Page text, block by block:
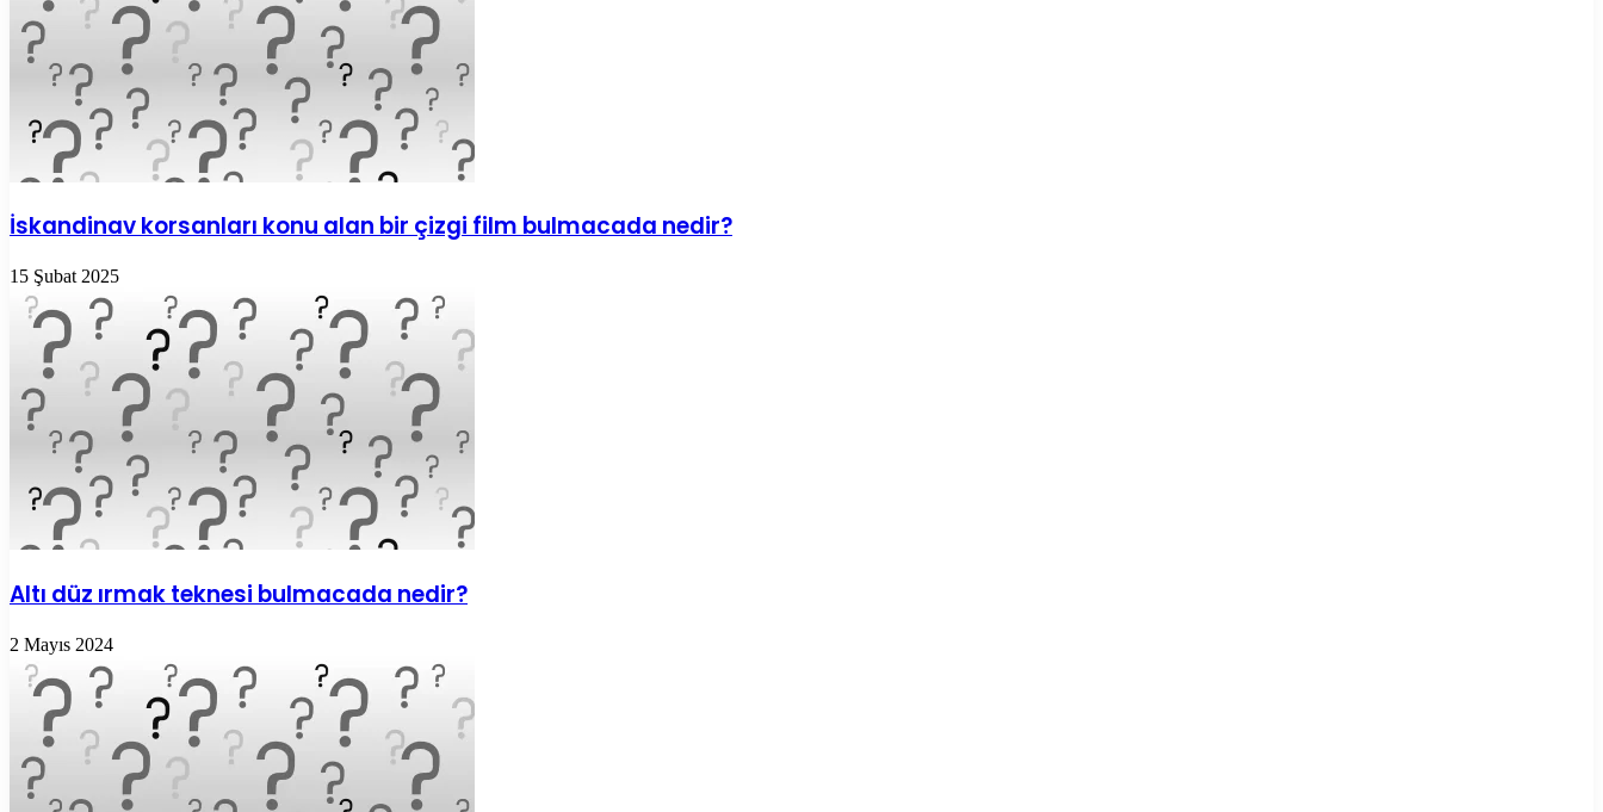
İskandinav korsanları konu alan bir çizgi film bulmacada nedir?
15 Şubat 2025
Altı düz ırmak teknesi bulmacada nedir?
2 Mayıs 2024